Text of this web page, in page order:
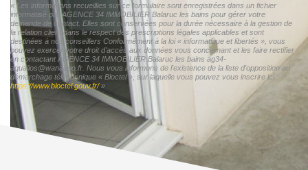
« Les informations recueillies sur ce formulaire sont enregistrées dans un fichier
informatisé par AGENCE 34 IMMOBILIER Balaruc les bains pour gérer votre
demande de contact. Elles sont conservées pour la durée nécessaire à la gestion de
la relation client dans le respect des prescriptions légales applicables et sont
destinées à nos conseillers Conformément à la loi « informatique et libertés », vous
pouvez exercer votre droit d'accès aux données vous concernant et les faire rectifier
en contactant AGENCE 34 IMMOBILIER Balaruc les bains ag34-
aqualios@wanadoo.fr. Nous vous informons de l'existence de la liste d'opposition au
démarchage téléphonique « Bloctel », sur laquelle vous pouvez vous inscrire ici :
https://www.bloctel.gouv.fr/»